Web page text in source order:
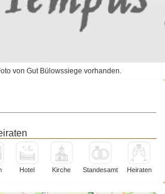
von Gut Bülowssiege vorhanden.
Hotel Kirche Standesamt Heiraten